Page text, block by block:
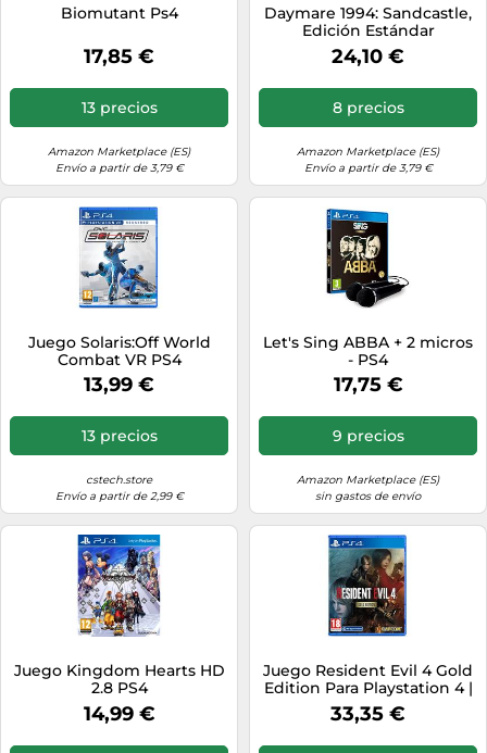
Biomutant Ps4
17,85 €
13 precios
Amazon Marketplace (ES)
Envío a partir de 3,79 €
Daymare 1994: Sandcastle,
Edición Estándar
24,10 €
8 precios
Amazon Marketplace (ES)
Envío a partir de 3,79 €
Juego Solaris:Off World
Combat VR PS4
13,99 €
13 precios
cstech.store
Envío a partir de 2,99 €
Let's Sing ABBA + 2 micros
- PS4
17,75 €
9 precios
Amazon Marketplace (ES)
sin gastos de envío
Juego Kingdom Hearts HD
2.8 PS4
14,99 €
Juego Resident Evil 4 Gold
Edition Para Playstation 4 |
PS4
33,35 €